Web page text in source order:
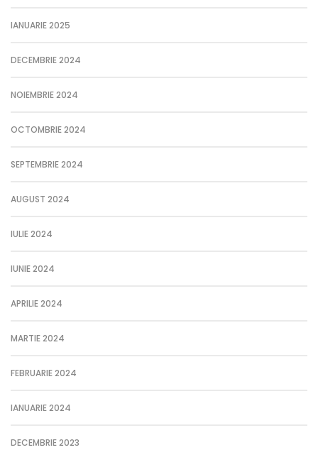
IANUARIE 2025
DECEMBRIE 2024
NOIEMBRIE 2024
OCTOMBRIE 2024
SEPTEMBRIE 2024
AUGUST 2024
IULIE 2024
IUNIE 2024
APRILIE 2024
MARTIE 2024
FEBRUARIE 2024
IANUARIE 2024
DECEMBRIE 2023